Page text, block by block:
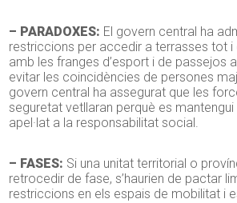
– PARADOXES: El govern central ha
restriccions per accedir a terrasses tot i
amb les franges d’esport i de passejos a
evitar les coincidències de persones
govern central ha assegurat que les
seguretat vetllaran perquè es mantengui
apel·lat a la responsabilitat social.
– FASES: Si una unitat territorial o
retrocedir de fase, s’haurien de pactar
restriccions en els espais de mobilitat i